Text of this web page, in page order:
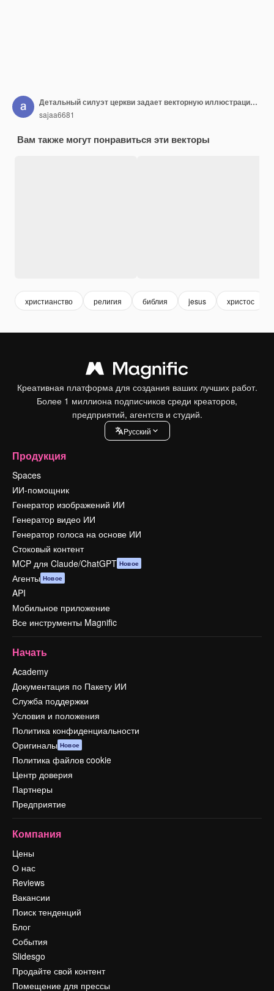
Детальный силуэт церкви задает векторную иллюстрацию христианства
sajaa6681
Вам также могут понравиться эти векторы
христианство религия библия jesus христос
Креативная платформа для создания ваших лучших работ.
Более 1 миллиона подписчиков среди креаторов,
предприятий, агентств и студий.
Pусский
Продукция
Spaces
ИИ-помощник
Генератор изображений ИИ
Генератор видео ИИ
Генератор голоса на основе ИИ
Стоковый контент
MCP для Claude/ChatGPT Новое
Агенты Новое
API
Мобильное приложение
Все инструменты Magnific
Начать
Academy
Документация по Пакету ИИ
Служба поддержки
Условия и положения
Политика конфиденциальности
Оригиналы Новое
Политика файлов cookie
Центр доверия
Партнеры
Предприятие
Компания
Цены
О нас
Reviews
Вакансии
Поиск тенденций
Блог
События
Slidesgo
Продайте свой контент
Помещение для прессы